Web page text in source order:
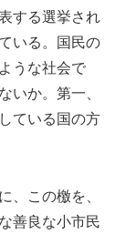
する選挙され
いる。国民の
うな社会で
いか。第一、
ている国の方
、この檄を、
善良な小市民